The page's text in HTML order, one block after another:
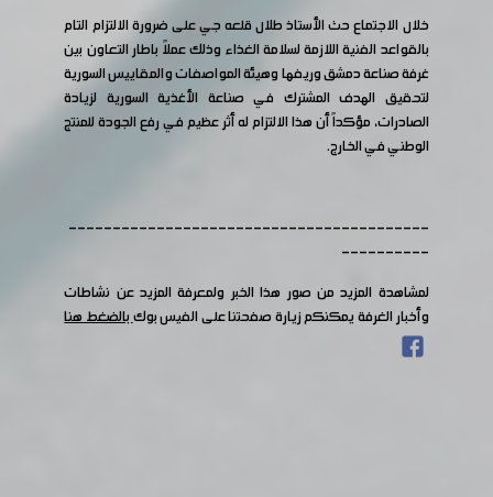
خلال الاجتماع حث الأستاذ طلال قلعه جي على ضرورة الالتزام التام
بالقواعد الفنية اللازمة لسلامة الغذاء وذلك عملاً باطار التعاون بين
غرفة صناعة دمشق وريفها وهيئة المواصفات والمقاييس السورية
لتحقيق الهدف المشترك في صناعة الأغذية السورية لزيادة
الصادرات، مؤكداً أن هذا الالتزام له أثر عظيم في رفع الجودة للمنتج
الوطني في الخارج.
-----------------------------------------
----------
لمشاهدة المزيد من صور هذا الخبر ولمعرفة المزيد عن نشاطات
وأخبار الغرفة يمكنكم زيارة صفحتنا على الفيس بوكبالضغط هنا